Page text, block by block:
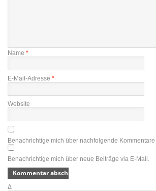
Name *
E-Mail-Adresse *
Website
Benachrichtige mich über nachfolgende Kommentare
Benachrichtige mich über neue Beiträge via E-Mail.
Δ